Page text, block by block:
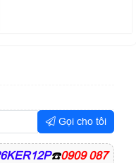
Gọi cho tôi
☎️0909 087